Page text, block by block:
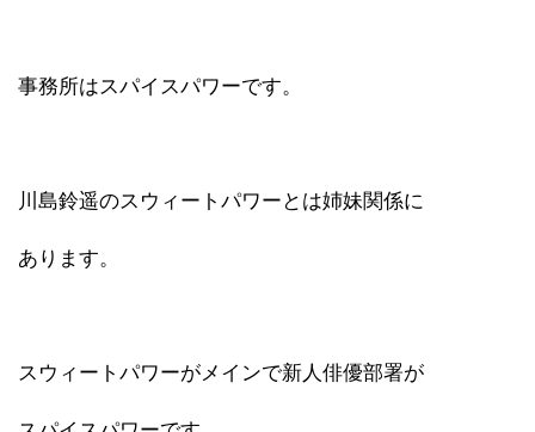
事務所はスパイスパワーです。
川島鈴遥のスウィートパワーとは姉妹関係に
あります。
スウィートパワーがメインで新人俳優部署が